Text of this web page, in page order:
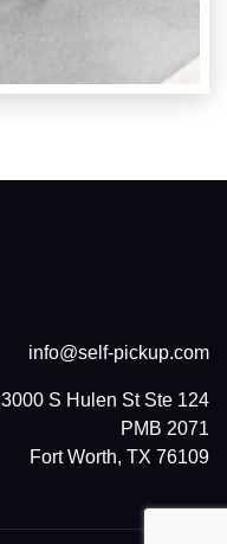
info@self-pickup.com
3000 S Hulen St Ste 124
PMB 2071
Fort Worth, TX 76109